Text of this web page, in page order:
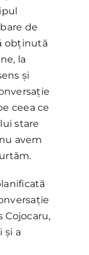
de
obținută
la
și
ceea ce
stare
avem
Cojocaru,
și a